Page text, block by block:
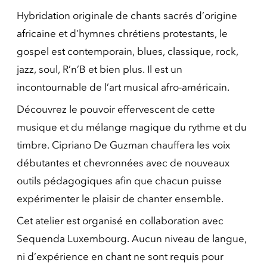
Hybridation originale de chants sacrés d’origine
africaine et d’hymnes chrétiens protestants, le
gospel est contemporain, blues, classique, rock,
jazz, soul, R’n’B et bien plus. Il est un
incontournable de l’art musical afro-américain.
Découvrez le pouvoir effervescent de cette
musique et du mélange magique du rythme et du
timbre. Cipriano De Guzman chauffera les voix
débutantes et chevronnées avec de nouveaux
outils pédagogiques afin que chacun puisse
expérimenter le plaisir de chanter ensemble.
Cet atelier est organisé en collaboration avec
Sequenda Luxembourg. Aucun niveau de langue,
ni d’expérience en chant ne sont requis pour